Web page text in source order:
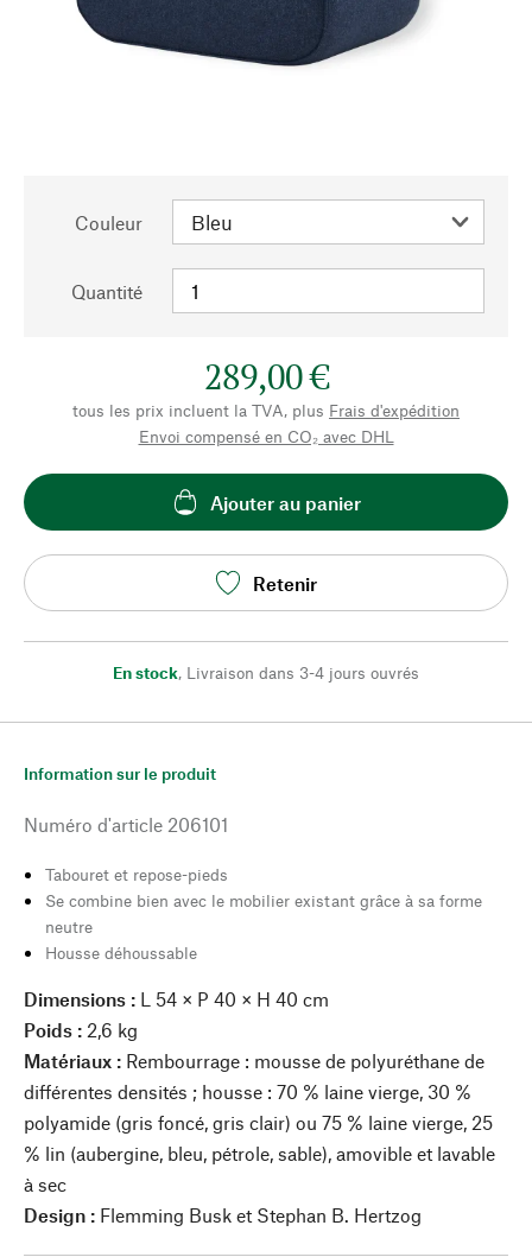
Couleur
Quantité
289,00 €
tous les prix incluent la TVA, plus Frais d'expédition
Envoi compensé en CO₂ avec DHL
Ajouter au panier
Retenir
En stock, Livraison dans 3-4 jours ouvrés
Information sur le produit
Numéro d'article 206101
Tabouret et repose-pieds
Se combine bien avec le mobilier existant grâce à sa forme
neutre
Housse déhoussable
Dimensions : L 54 × P 40 × H 40 cm
Poids : 2,6 kg
Matériaux : Rembourrage : mousse de polyuréthane de
différentes densités ; housse : 70 % laine vierge, 30 %
polyamide (gris foncé, gris clair) ou 75 % laine vierge, 25
% lin (aubergine, bleu, pétrole, sable), amovible et lavable
à sec
Design : Flemming Busk et Stephan B. Hertzog